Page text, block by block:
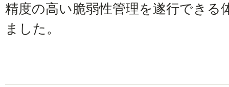
精度の高い脆弱性管理を遂行できる
ました。